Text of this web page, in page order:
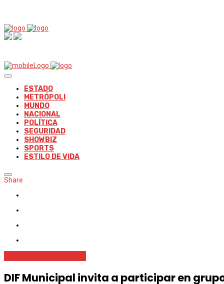
ESTADO
METRÓPOLI
MUNDO
NACIONAL
POLÍTICA
SEGURIDAD
SHOWBIZ
SPORTS
ESTILO DE VIDA
Share
DIF Municipal invita a participar en